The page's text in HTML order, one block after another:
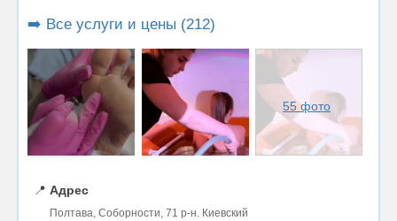
➡️ Все услуги и цены (212)
55 фото
📍 Адрес
Полтава, Соборности, 71 р-н. Киевский